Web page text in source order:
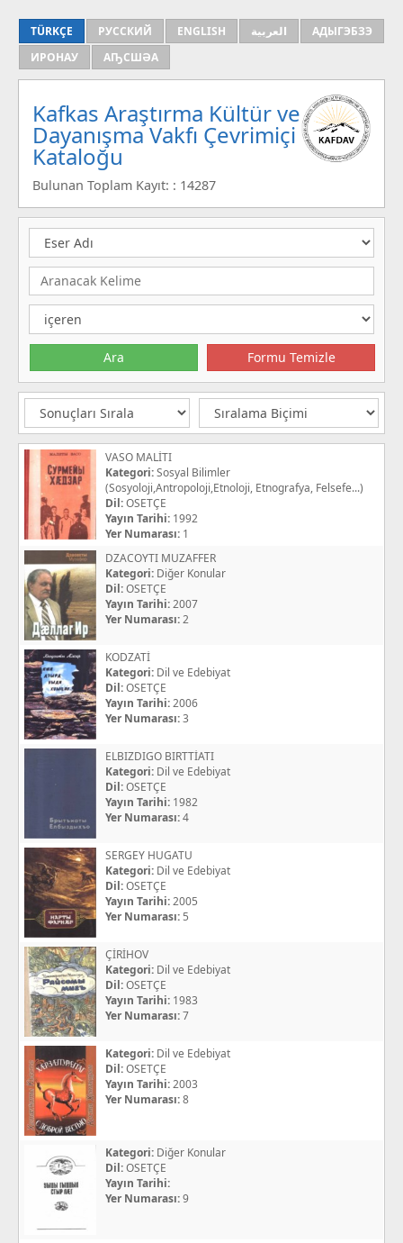
TÜRKÇE РУССКИЙ ENGLISH العربية
АДЫГЭБЗЭ
ИРОНАУ
АҦСШӘА
Kafkas Araştırma Kültür ve
Dayanışma Vakfı Çevrimiçi
Kataloğu
Bulunan Toplam Kayıt: : 14287
VASO MALİTI
Kategori:Sosyal Bilimler
(Sosyoloji,Antropoloji,Etnoloji, Etnografya, Felsefe...)
Dil:OSETÇE
Yayın Tarihi: 1992
Yer Numarası: 1
DZACOYTI MUZAFFER
Kategori: Diğer Konular
Dil:OSETÇE
Yayın Tarihi:2007
Yer Numarası:2
KODZATİ
Kategori: Dil ve Edebiyat
Dil:OSETÇE
Yayın Tarihi:2006
Yer Numarası:3
ELBIZDIGO BIRTTİATI
Kategori: Dil ve Edebiyat
Dil:OSETÇE
Yayın Tarihi: 1982
Yer Numarası:4
SERGEY HUGATU
Kategori: Dil ve Edebiyat
Dil:OSETÇE
Yayın Tarihi:2005
Yer Numarası: 5
ÇİRİHOV
Kategori: Dil ve Edebiyat
Dil:OSETÇE
Yayın Tarihi: 1983
Yer Numarası:7
Kategori: Dil ve Edebiyat
Dil:OSETÇE
Yayın Tarihi:2003
Yer Numarası:8
Kategori: Diğer Konular
Dil:OSETÇE
Yayın Tarihi:
Yer Numarası:9